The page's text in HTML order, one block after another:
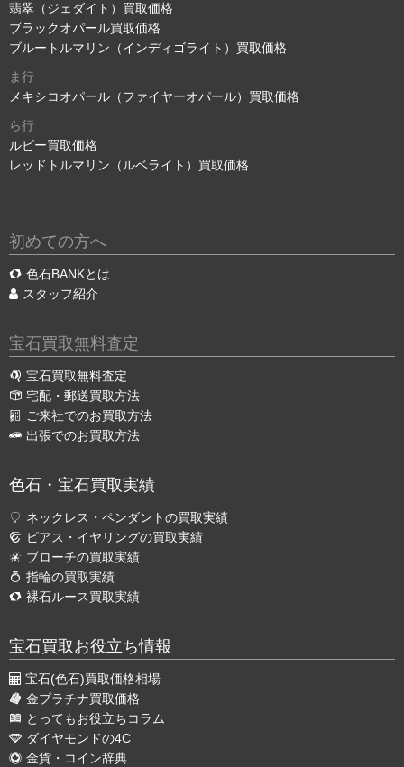
翡翠（ジェダイト）買取価格
ブラックオパール買取価格
ブルートルマリン（インディゴライト）買取価格
ま行
メキシコオパール（ファイヤーオパール）買取価格
ら行
ルビー買取価格
レッドトルマリン（ルベライト）買取価格
初めての方へ
色石BANKとは
スタッフ紹介
宝石買取無料査定
宝石買取無料査定
宅配・郵送買取方法
ご来社でのお買取方法
出張でのお買取方法
色石・宝石買取実績
ネックレス・ペンダントの買取実績
ピアス・イヤリングの買取実績
ブローチの買取実績
指輪の買取実績
裸石ルース買取実績
宝石買取お役立ち情報
宝石(色石)買取価格相場
金プラチナ買取価格
とってもお役立ちコラム
ダイヤモンドの4C
金貨・コイン辞典